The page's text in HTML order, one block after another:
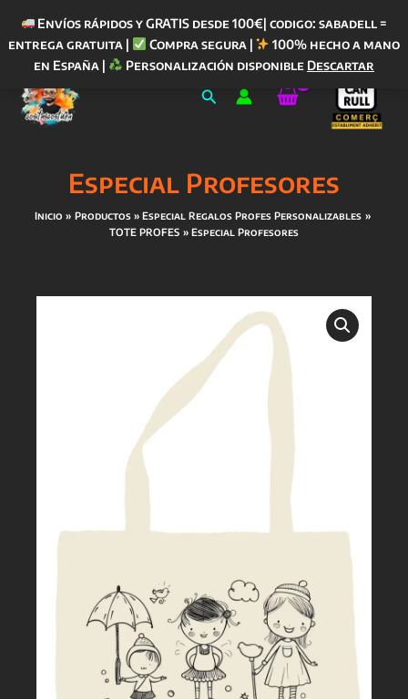
Envíos rápidos y GRATIS desde 100€| codigo: sabadell =
entrega gratuita |
Compra segura |
100% hecho a mano
en España |
Personalización disponible Descartar
contenido
Buscar
Especial Profesores
Inicio Productos
Especial Regalos Profes Personalizables
TOTE PROFES
Especial Profesores